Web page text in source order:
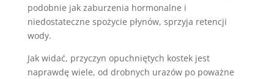
podobnie jak zaburzenia hormonalne i
niedostateczne spożycie płynów, sprzyja retencji
wody.
Jak widać, przyczyn opuchniętych kostek jest
naprawdę wiele, od drobnych urazów po poważne